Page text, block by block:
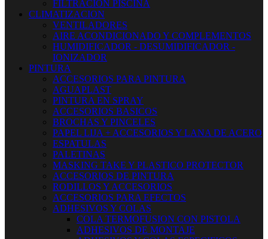
FILTRACION PISCINA
CLIMATIZACION
VENTILADORES
AIRE ACONDICIONADO Y COMPLEMENTOS
HUMIDIFICADOR - DESUMIDIFICADOR -
IONIZADOR
PINTURA
ACCESORIOS PARA PINTURA
AGUAPLAST
PINTURA EN SPRAY
ACCESORIOS BASICOS
BROCHAS Y PINCELES
PAPEL LIJA + ACCESORIOS Y LANA DE ACERO
ESPATULAS
PALETINAS
MASKING TAKE Y PLASTICO PROTECTOR
ACCESORIOS DE PINTURA
RODILLOS Y ACCESORIOS
ACCESORIOS PARA EFECTOS
ADHESIVOS Y COLAS
COLA TERMOFUSION CON PISTOLA
ADHESIVOS DE MONTAJE